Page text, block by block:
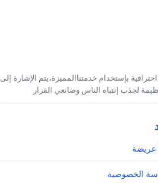
بإستخدام خدمتناالمميزة،يتم الإشارة إلى
لجذب إنتباه الناس وصانعي القرار
عريضة
الخصوصية